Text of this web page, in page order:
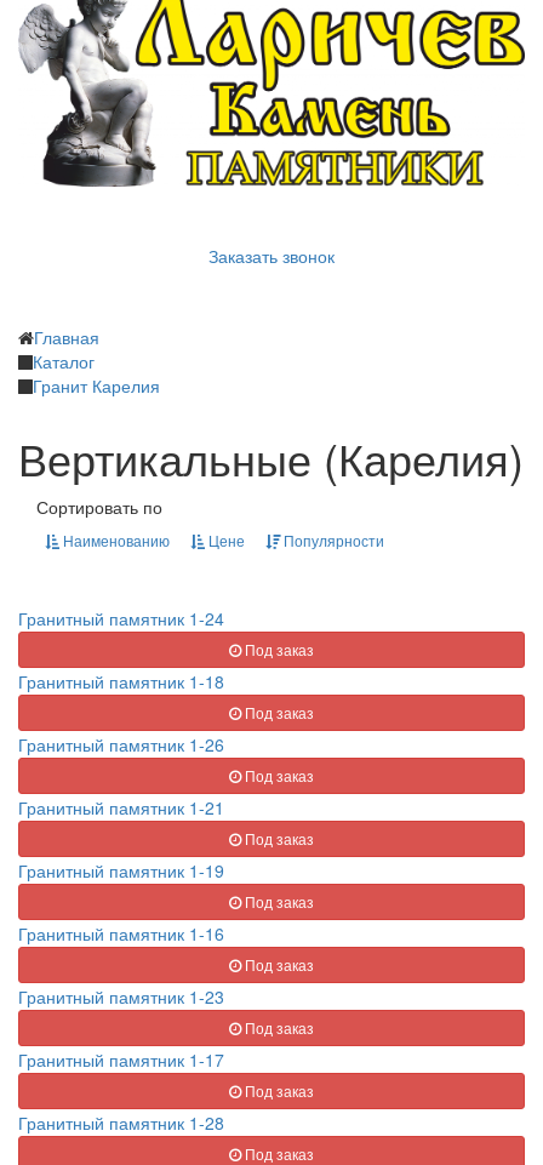
Заказать звонок
Главная
Каталог
Гранит Карелия
Вертикальные (Карелия)
Сортировать по
Наименованию Цене Популярности
Гранитный памятник 1-24
Под заказ
Гранитный памятник 1-18
Под заказ
Гранитный памятник 1-26
Под заказ
Гранитный памятник 1-21
Под заказ
Гранитный памятник 1-19
Под заказ
Гранитный памятник 1-16
Под заказ
Гранитный памятник 1-23
Под заказ
Гранитный памятник 1-17
Под заказ
Гранитный памятник 1-28
Под заказ